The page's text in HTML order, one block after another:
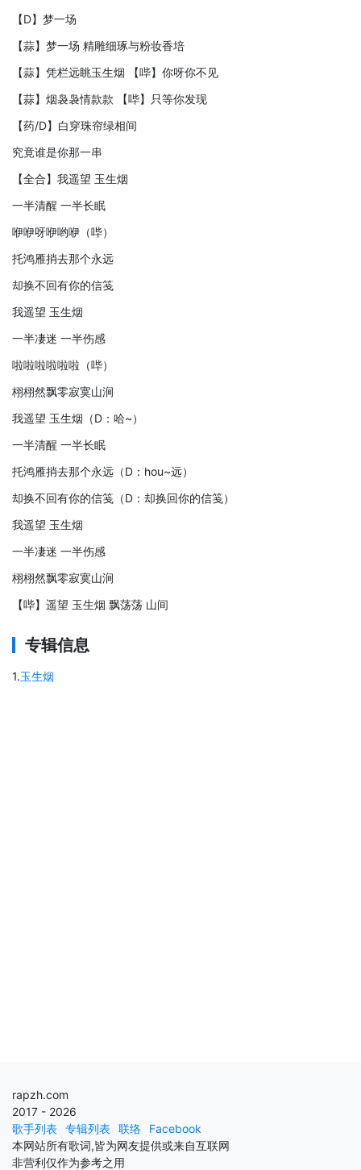
【D】梦一场
【蒜】梦一场 精雕细琢与粉妆香培
【蒜】凭栏远眺玉生烟 【哔】你呀你不见
【蒜】烟袅袅情款款 【哔】只等你发现
【药/D】白穿珠帘绿相间
究竟谁是你那一串
【全合】我遥望 玉生烟
一半清醒 一半长眠
咿咿呀咿哟咿（哔）
托鸿雁捎去那个永远
却换不回有你的信笺
我遥望 玉生烟
一半凄迷 一半伤感
啦啦啦啦啦啦（哔）
栩栩然飘零寂寞山涧
我遥望 玉生烟（D：哈~）
一半清醒 一半长眠
托鸿雁捎去那个永远（D：hou~远）
却换不回有你的信笺（D：却换回你的信笺）
我遥望 玉生烟
一半凄迷 一半伤感
栩栩然飘零寂寞山涧
【哔】遥望 玉生烟 飘荡荡 山间
专辑信息
1.玉生烟
rapzh.com
2017 - 2026
歌手列表 专辑列表 联络
Facebook
本网站所有歌词,皆为网友提供或来自互联网
非营利仅作为参考之用